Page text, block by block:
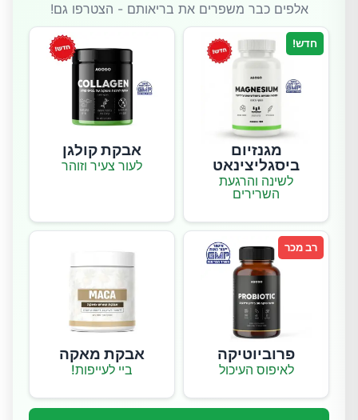
אלפים כבר משפרים את בריאותם - הצטרפו גם!
חדש!
מגנזיום
ביסגליצינאט
לשינה והרגעת
השרירים
אבקת קולגן
לעור צעיר וזוהר
רב מכר
פרוביוטיקה
לאיפוס העיכול
אבקת מאקה
ביי לעייפות!